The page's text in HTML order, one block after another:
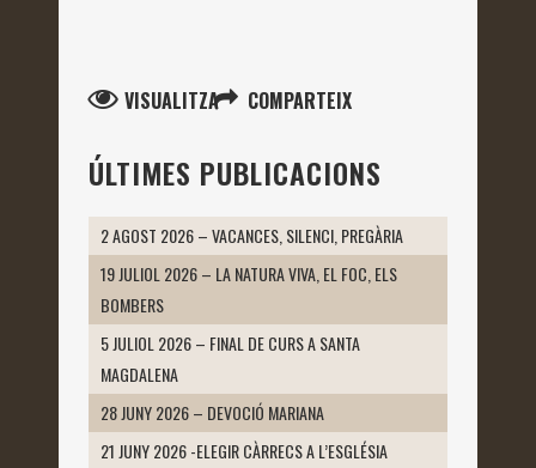
VISUALITZA COMPARTEIX
ÚLTIMES PUBLICACIONS
2 AGOST 2026 – VACANCES, SILENCI, PREGÀRIA
19 JULIOL 2026 – LA NATURA VIVA, EL FOC, ELS
BOMBERS
5 JULIOL 2026 – FINAL DE CURS A SANTA
MAGDALENA
28 JUNY 2026 – DEVOCIÓ MARIANA
21 JUNY 2026 -ELEGIR CÀRRECS A L’ESGLÉSIA